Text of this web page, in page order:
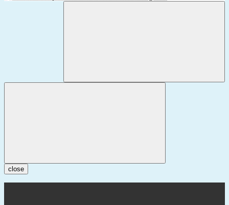
close